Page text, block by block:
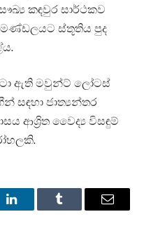
කඳවුර සාර්ථකව
මණ්ඩලයට ස්තූතිය පුද
ඇති මවුන්ට් ලෝටස්
සඳහා ජාත්‍යන්තර
ආශ්‍රිත වෛද්‍ය විසඳුම්
LinkedInTumblr Email